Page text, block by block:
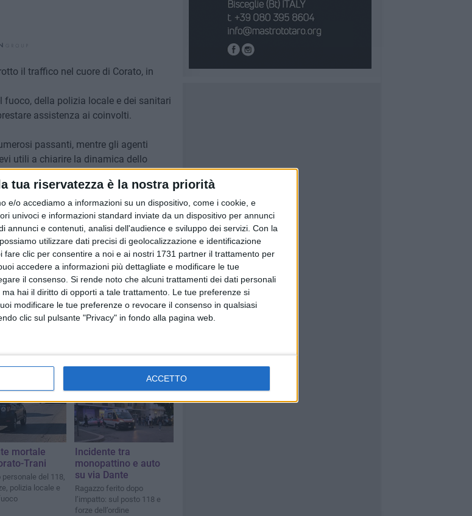
tua riservatezza è la nostra priorità
e/o accediamo a informazioni su un dispositivo, come i cookie, e
univoci e informazioni standard inviate da un dispositivo per annunci
annunci e contenuti, analisi dell'audience e sviluppo dei servizi. Con la
utilizzare dati precisi di geolocalizzazione e identificazione
fare clic per consentire a noi e ai nostri 1731 partner il trattamento per
accedere a informazioni più dettagliate e modificare le tue
il consenso. Si rende noto che alcuni trattamenti dei dati personali
hai il diritto di opporti a tale trattamento. Le tue preferenze si
modificare le tue preferenze o revocare il consenso in qualsiasi
clic sul pulsante "Privacy" in fondo alla pagina web.
ACCETTO
il traffico nel cuore di Corato, in
della polizia locale e dei sanitari
assistenza ai coinvolti.
passanti, mentre gli agenti
utili a chiarire la dinamica dello
condizioni delle persone coinvolte.
6 AGOSTO 2026
Gelato di San Domenico: il gusto
che racconta una leggenda
mortale
Trani
personale del 118,
polizia locale e
Incidente tra
monopattino e auto
su via Dante
Ragazzo ferito dopo
l’impatto: sul posto 118 e
forze dell’ordine